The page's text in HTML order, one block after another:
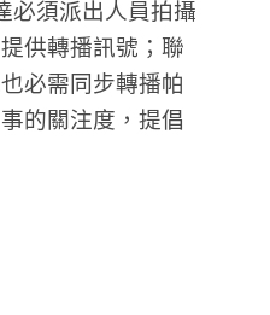
必須派出人員拍攝
供轉播訊號；聯
必需同步轉播帕
的關注度，提倡